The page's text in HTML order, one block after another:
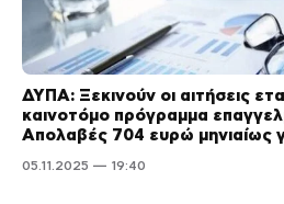
ΔΥΠΑ: Ξεκινούν οι αιτήσεις
καινοτόμο πρόγραμμα
Απολαβές 704 ευρώ μηνιαίως
05.11.2025 — 19:40